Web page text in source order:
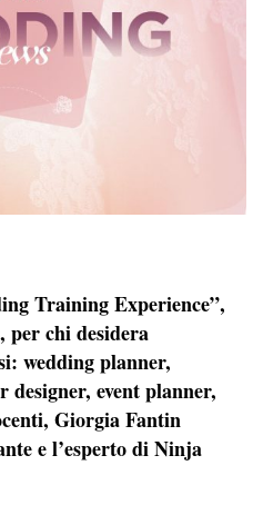
Training Experience”,
per chi desidera
wedding planner,
designer, event planner,
Giorgia Fantin
e l’esperto di Ninja